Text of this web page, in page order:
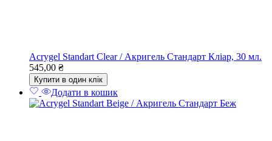
Acrygel Standart Clear / Акригель Стандарт Кліар, 30 мл.
545,00 ₴
Купити в один клік
Додати в кошик